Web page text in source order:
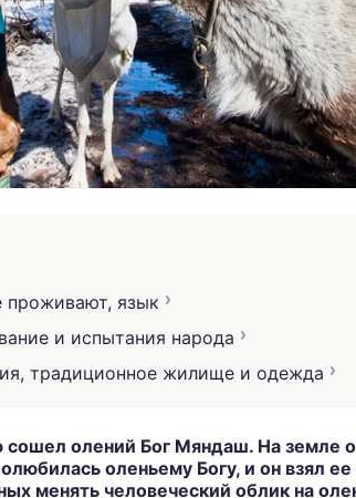
проживают, язык
и испытания народа
традиционное жилище и одежда
олений Бог Мяндаш. На земле
оленьему Богу, и он взял
менять человеческий облик на